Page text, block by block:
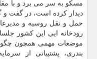
مسكو به سر می برد و با
دیدار كرده است، در گفت و
حمل و نقل روسیه و
رودخانه ایی این كشور
موضعات مهمی همچون
بندری، پشتیبانی از